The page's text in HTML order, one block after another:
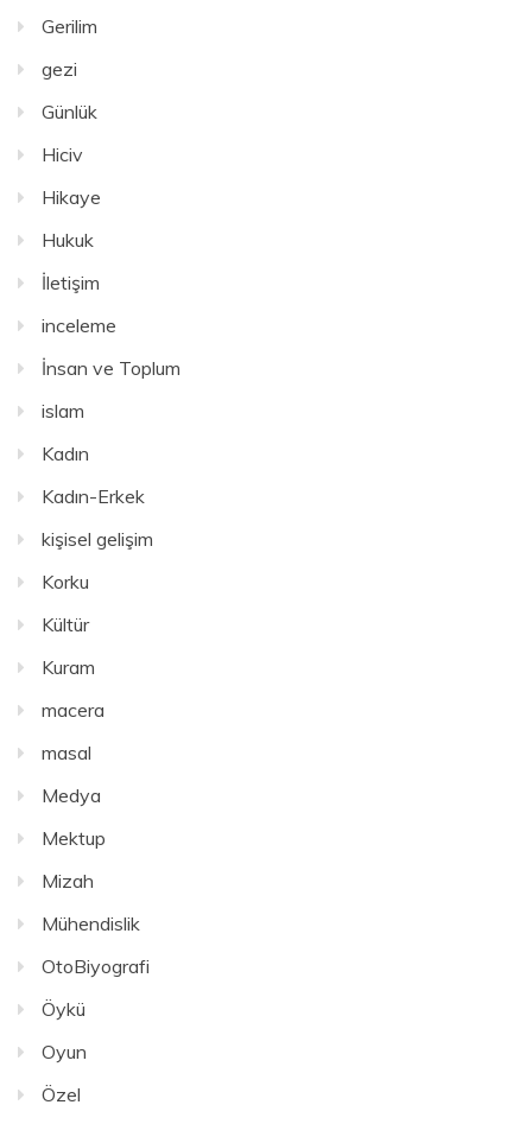
Gerilim
gezi
Günlük
Hiciv
Hikaye
Hukuk
İletişim
inceleme
İnsan ve Toplum
islam
Kadın
Kadın-Erkek
kişisel gelişim
Korku
Kültür
Kuram
macera
masal
Medya
Mektup
Mizah
Mühendislik
OtoBiyografi
Öykü
Oyun
Özel